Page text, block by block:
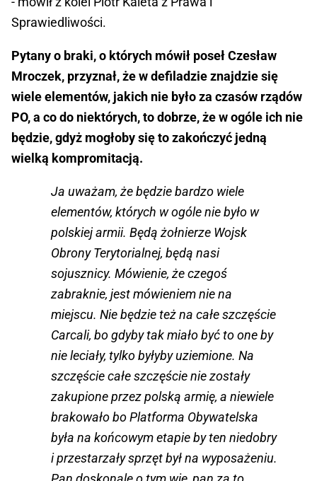
Sprawiedliwości.
Pytany o braki, o których mówił poseł Czesław
Mroczek, przyznał, że w defiladzie znajdzie się
wiele elementów, jakich nie było za czasów rządów
PO, a co do niektórych, to dobrze, że w ogóle ich nie
będzie, gdyż mogłoby się to zakończyć jedną
wielką kompromitacją.
Ja uważam, że będzie bardzo wiele
elementów, których w ogóle nie było w
polskiej armii. Będą żołnierze Wojsk
Obrony Terytorialnej, będą nasi
sojusznicy. Mówienie, że czegoś
zabraknie, jest mówieniem nie na
miejscu. Nie będzie też na całe szczęście
Carcali, bo gdyby tak miało być to one by
nie leciały, tylko byłyby uziemione. Na
szczęście całe szczęście nie zostały
zakupione przez polską armię, a niewiele
brakowało bo Platforma Obywatelska
była na końcowym etapie by ten niedobry
i przestarzały sprzęt był na wyposażeniu.